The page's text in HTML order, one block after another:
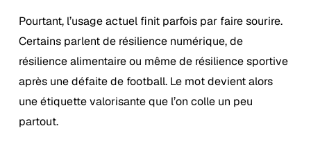
Pourtant, l’usage actuel finit parfois par faire sourire.
Certains parlent de résilience numérique, de
résilience alimentaire ou même de résilience sportive
après une défaite de football. Le mot devient alors
une étiquette valorisante que l’on colle un peu
partout.